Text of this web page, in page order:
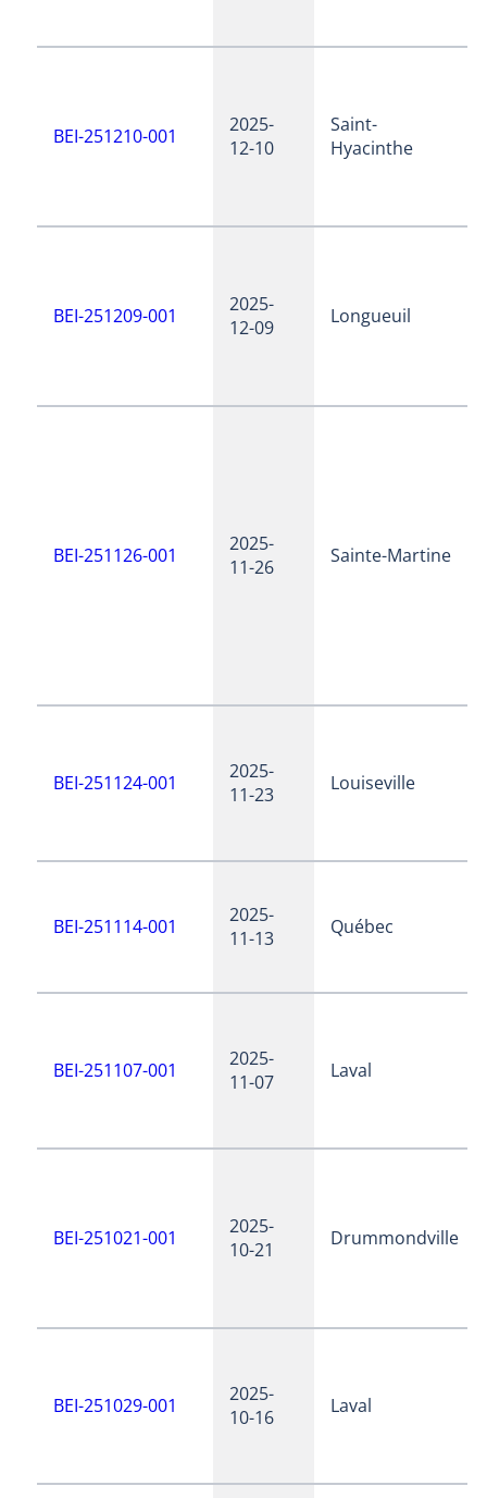
BEI-251210-001
2025-
12-10
Saint-
Hyacinthe
BEI-251209-001
2025-
12-09
Longueuil
BEI-251126-001
2025-
11-26
Sainte-Martine
BEI-251124-001
2025-
11-23
Louiseville
BEI-251114-001
2025-
11-13
Québec
BEI-251107-001
2025-
11-07
Laval
BEI-251021-001
2025-
10-21
Drummondville
BEI-251029-001
2025-
10-16
Laval